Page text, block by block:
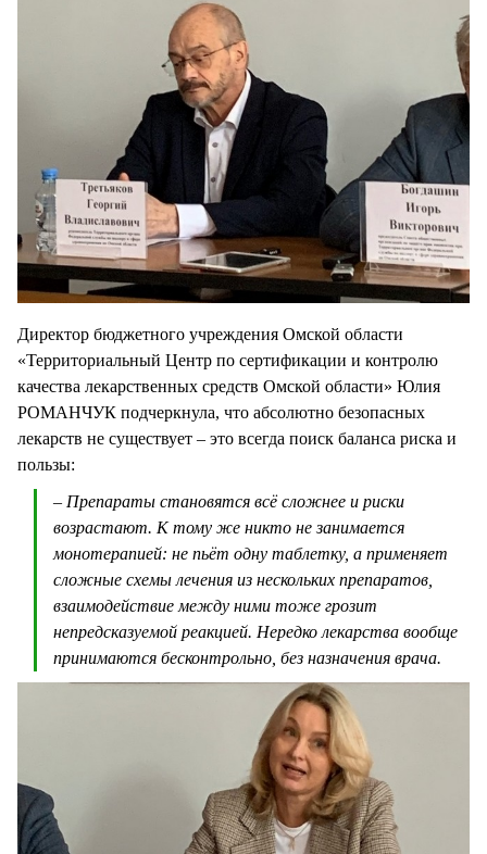
Директор бюджетного учреждения Омской области
«Территориальный Центр по сертификации и контролю
качества лекарственных средств Омской области» Юлия
РОМАНЧУК подчеркнула, что абсолютно безопасных
лекарств не существует – это всегда поиск баланса риска и
пользы:
– Препараты становятся всё сложнее и риски
возрастают. К тому же никто не занимается
монотерапией: не пьёт одну таблетку, а применяет
сложные схемы лечения из нескольких препаратов,
взаимодействие между ними тоже грозит
непредсказуемой реакцией. Нередко лекарства вообще
принимаются бесконтрольно, без назначения врача.